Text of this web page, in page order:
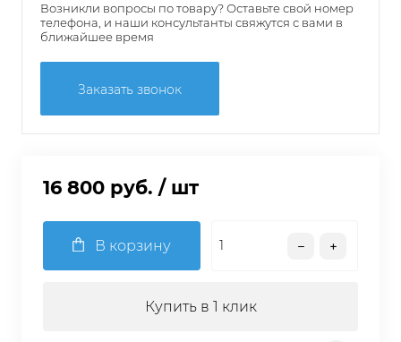
Возникли вопросы по товару? Оставьте свой номер
телефона, и наши консультанты свяжутся с вами в
ближайшее время
Заказать звонок
16 800 руб. / шт
В корзину
Купить в 1 клик